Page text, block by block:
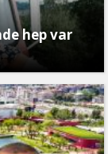
hep var